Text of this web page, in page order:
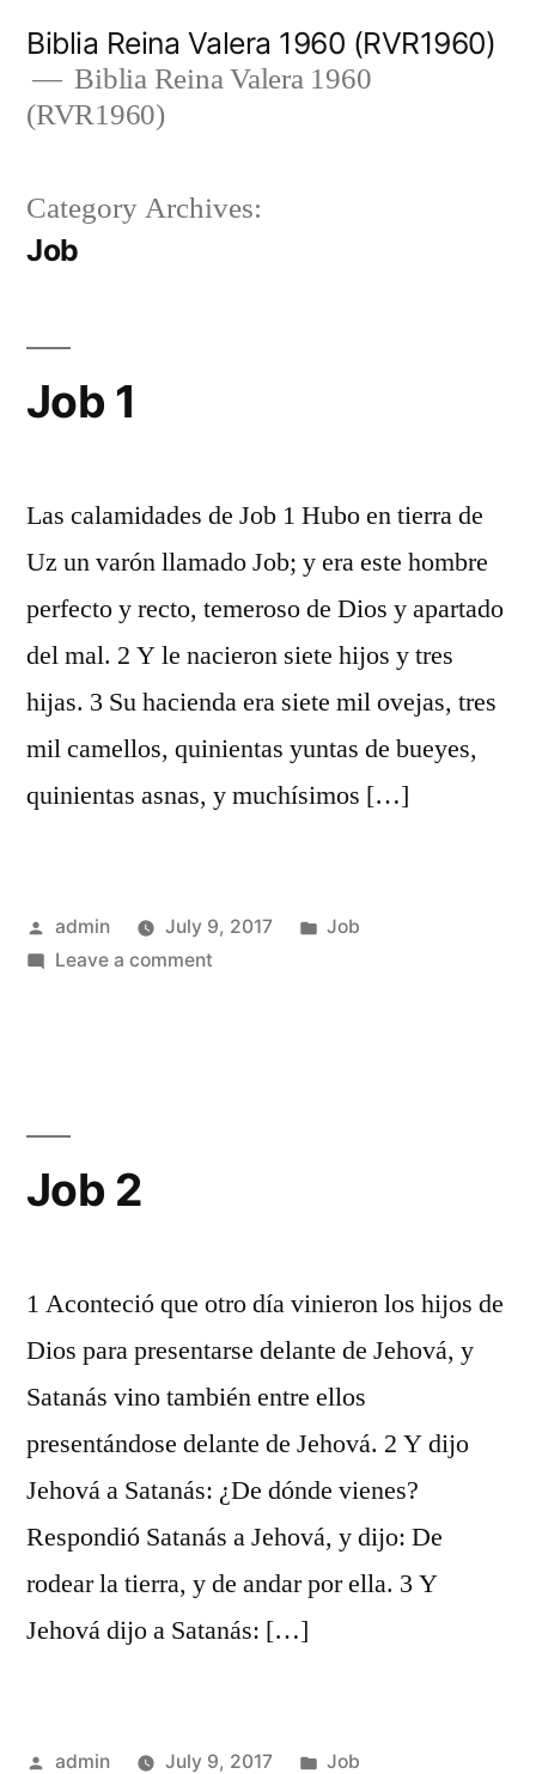
content
Biblia Reina Valera 1960 (RVR1960)
Biblia Reina Valera 1960
(RVR1960)
Category Archives:
Job
Job 1
Las calamidades de Job 1 Hubo en tierra de
Uz un varón llamado Job; y era este hombre
perfecto y recto, temeroso de Dios y apartado
del mal. 2 Y le nacieron siete hijos y tres
hijas. 3 Su hacienda era siete mil ovejas, tres
mil camellos, quinientas yuntas de bueyes,
quinientas asnas, y muchísimos […]
Posted
by
admin July 9, 2017
Posted
Job
Leave a commenton
Job 2
1 Aconteció que otro día vinieron los hijos de
Dios para presentarse delante de Jehová, y
Satanás vino también entre ellos
presentándose delante de Jehová. 2 Y dijo
Jehová a Satanás: ¿De dónde vienes?
Respondió Satanás a Jehová, y dijo: De
rodear la tierra, y de andar por ella. 3 Y
Jehová dijo a Satanás: […]
Posted
admin July 9, 2017
Posted
Job